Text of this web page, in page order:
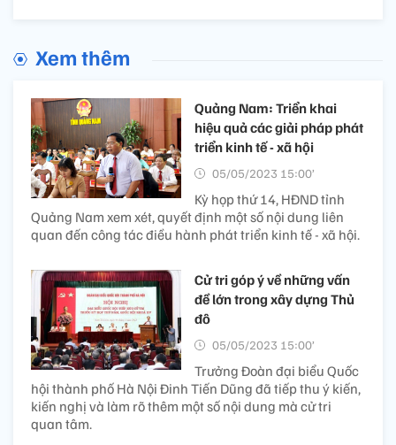
Xem thêm
Quảng Nam: Triển khai
hiệu quả các giải pháp phát
triển kinh tế - xã hội
05/05/2023 15:00’
Kỳ họp thứ 14, HĐND tỉnh
Quảng Nam xem xét, quyết định một số nội dung liên
quan đến công tác điều hành phát triển kinh tế - xã hội.
Cử tri góp ý về những vấn
đề lớn trong xây dựng Thủ
đô
05/05/2023 15:00’
Trưởng Đoàn đại biểu Quốc
hội thành phố Hà Nội Đinh Tiến Dũng đã tiếp thu ý kiến,
kiến nghị và làm rõ thêm một số nội dung mà cử tri
quan tâm.